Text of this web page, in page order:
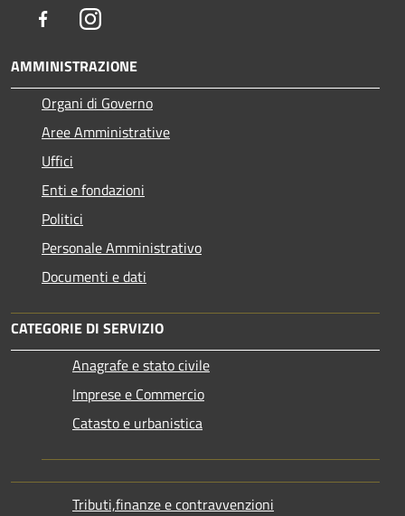
FacebookInstagram
AMMINISTRAZIONE
Organi di Governo
Aree Amministrative
Uffici
Enti e fondazioni
Politici
Personale Amministrativo
Documenti e dati
CATEGORIE DI SERVIZIO
Anagrafe e stato civile
Imprese e Commercio
Catasto e urbanistica
Tributi,finanze e contravvenzioni